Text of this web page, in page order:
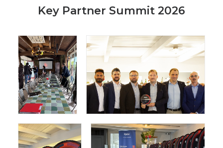
Key Partner Summit 2026